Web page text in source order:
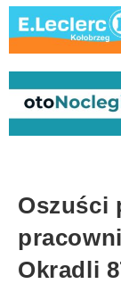
Oszuści
Okradli